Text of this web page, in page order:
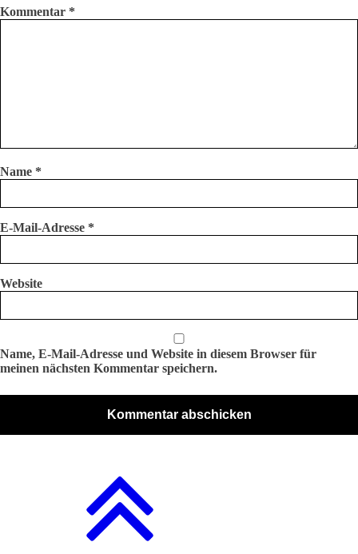
Kommentar *
Name *
E-Mail-Adresse *
Website
Name, E-Mail-Adresse und Website in diesem Browser für
meinen nächsten Kommentar speichern.